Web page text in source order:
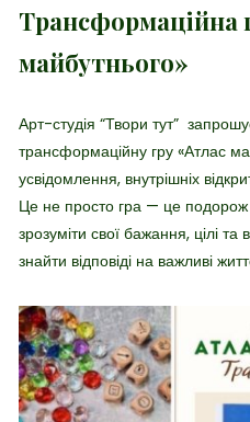
Трансформаційна
майбутнього»
Арт-студія “Твори тут”
трансформаційну гру «Атлас
усвідомлення, внутрішніх
Це не просто гра — це
зрозуміти свої бажання, цілі та
знайти відповіді на важливі